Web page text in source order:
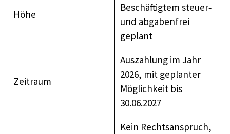
Höhe
Beschäftigtem steuer‑
und abgabenfrei
geplant
Zeitraum
Auszahlung im Jahr
2026, mit geplanter
Möglichkeit bis
30.06.2027
Kein Rechtsanspruch,